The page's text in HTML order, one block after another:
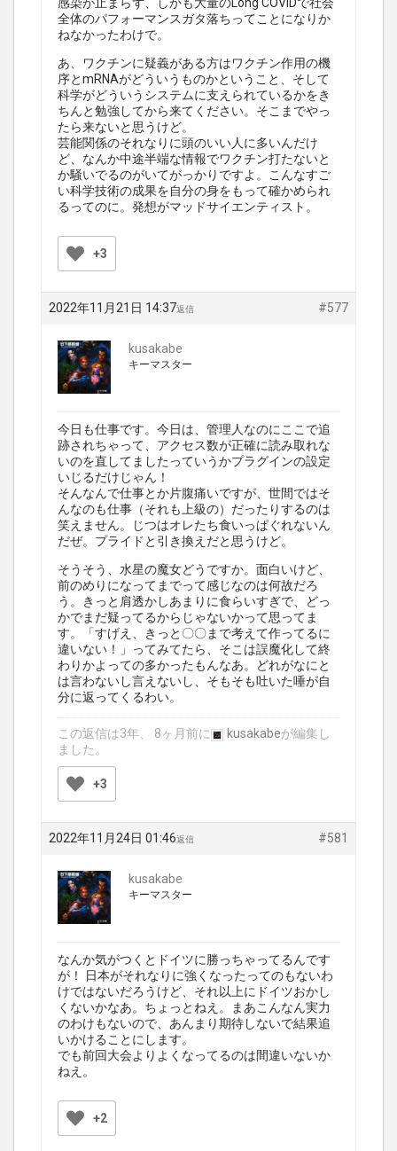
感染が止まらず、しかも大量のLong COVIDで社会
全体のパフォーマンスガタ落ちってことになりか
ねなかったわけで。
あ、ワクチンに疑義がある方はワクチン作用の機
序とmRNAがどういうものかということ、そして
科学がどういうシステムに支えられているかをき
ちんと勉強してから来てください。そこまでやっ
たら来ないと思うけど。
芸能関係のそれなりに頭のいい人に多いんだけ
ど、なんか中途半端な情報でワクチン打たないと
か騒いでるのがいてがっかりですよ。こんなすご
い科学技術の成果を自分の身をもって確かめられ
るってのに。発想がマッドサイエンティスト。
+3
2022年11月21日 14:37 #577
返信
kusakabe
キーマスター
今日も仕事です。今日は、管理人なのにここで追
跡されちゃって、アクセス数が正確に読み取れな
いのを直してましたっていうかプラグインの設定
いじるだけじゃん！
そんなんで仕事とか片腹痛いですが、世間ではそ
んなのも仕事（それも上級の）だったりするのは
笑えません。じつはオレたち食いっぱぐれないん
だぜ。プライドと引き換えだと思うけど。
そうそう、水星の魔女どうですか。面白いけど、
前のめりになってまでって感じなのは何故だろ
う。きっと肩透かしあまりに食らいすぎで、どっ
かでまだ疑ってるからじゃないかって思ってま
す。「すげえ、きっと〇〇まで考えて作ってるに
違いない！」ってみてたら、そこは誤魔化して終
わりかよっての多かったもんなあ。どれがなにと
は言わないし言えないし、そもそも吐いた唾が自
分に返ってくるわい。
この返信は3年、 8ヶ月前に kusakabeが編集し
ました。
+3
2022年11月24日 01:46 #581
返信
kusakabe
キーマスター
なんか気がつくとドイツに勝っちゃってるんです
が！ 日本がそれなりに強くなったってのもないわ
けではないだろうけど、それ以上にドイツおかし
くないかなあ。ちょっとねえ。まあこんなん実力
のわけもないので、あんまり期待しないで結果追
いかけることにします。
でも前回大会よりよくなってるのは間違いないか
ねえ。
+2